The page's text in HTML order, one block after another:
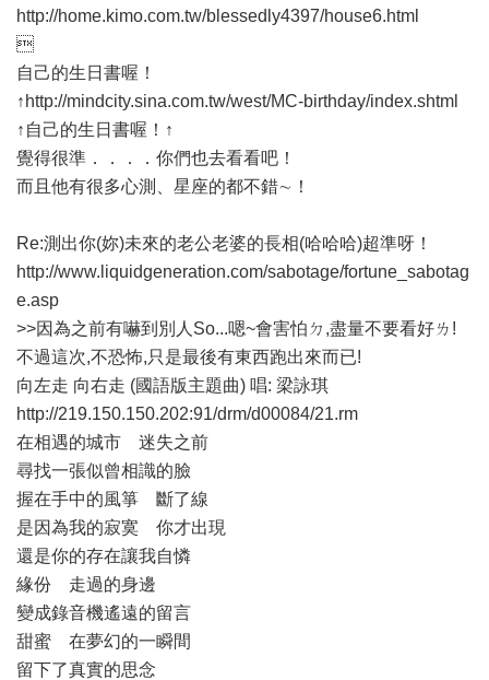
http://home.kimo.com.tw/blessedly4397/house6.html

自己的生日書喔！
↑http://mindcity.sina.com.tw/west/MC-birthday/index.shtml
↑自己的生日書喔！↑
覺得很準．．．．你們也去看看吧！
而且他有很多心測、星座的都不錯∼！
Re:測出你(妳)未來的老公老婆的長相(哈哈哈)超準呀！
http://www.liquidgeneration.com/sabotage/fortune_sabotag
e.asp
>>因為之前有嚇到別人So...嗯~會害怕ㄉ,盡量不要看好ㄌ!
不過這次,不恐怖,只是最後有東西跑出來而已!
向左走 向右走 (國語版主題曲) 唱: 梁詠琪
http://219.150.150.202:91/drm/d00084/21.rm
在相遇的城市 迷失之前
尋找一張似曾相識的臉
握在手中的風箏 斷了線
是因為我的寂寞 你才出現
還是你的存在讓我自憐
緣份 走過的身邊
變成錄音機遙遠的留言
甜蜜 在夢幻的一瞬間
留下了真實的思念